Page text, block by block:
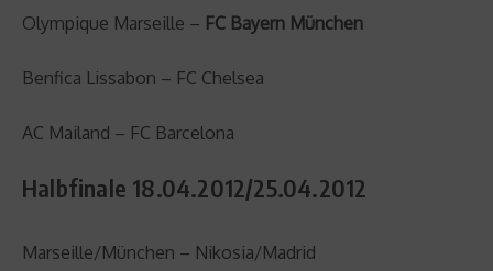
Olympique Marseille – FC Bayern München
Benfica Lissabon – FC Chelsea
AC Mailand – FC Barcelona
Halbfinale 18.04.2012/25.04.2012
Marseille/München – Nikosia/Madrid